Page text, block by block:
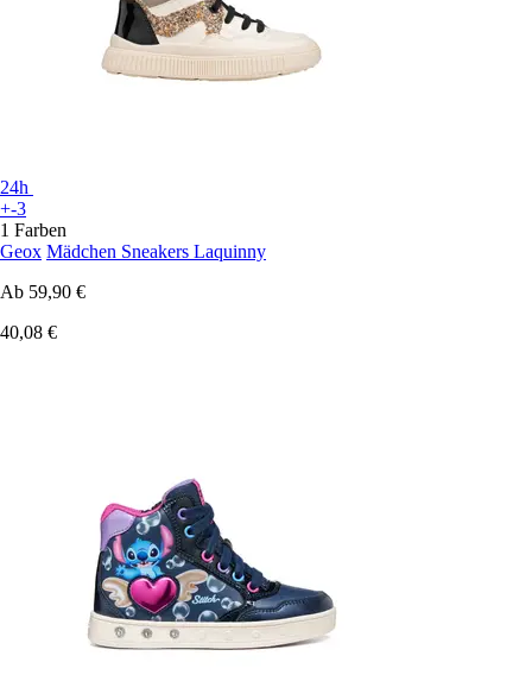
24h
+-3
1 Farben
Geox Mädchen Sneakers Laquinny
Ab 59,90 €
40,08 €